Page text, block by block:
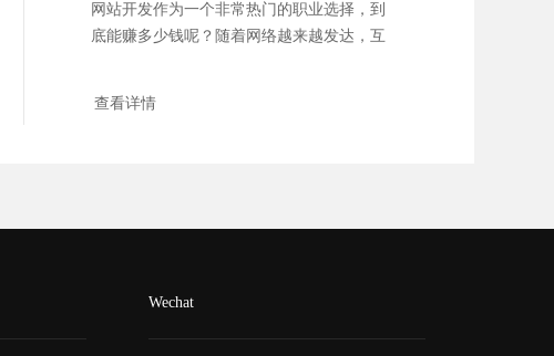
网站开发作为一个非常热门的职业选择，到
底能赚多少钱呢？随着网络越来越发达，互
查看详情
Wechat